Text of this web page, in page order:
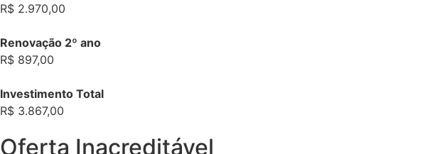
R$ 2.970,00
Renovação 2º ano
R$ 897,00
Investimento Total
R$ 3.867,00
Oferta Inacreditável